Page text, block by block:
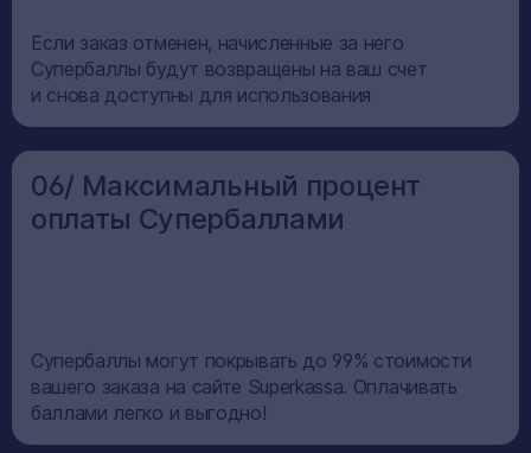
Если заказ отменен, начисленные за него
Супербаллы будут возвращены на ваш счет
и снова доступны для использования
06/ Максимальный процент
оплаты Супербаллами
Супербаллы могут покрывать до 99% стоимости
вашего заказа на сайте Superkassa. Оплачивать
баллами легко и выгодно!